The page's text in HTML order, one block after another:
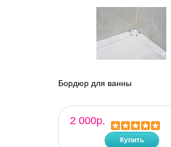
Бордюр для ванны
2 000р.
Купить